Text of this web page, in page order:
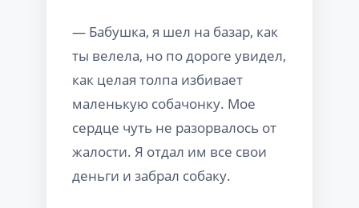
— Бабушка, я шел на базар, как
ты велела, но по дороге увидел,
как целая толпа избивает
маленькую собачонку. Мое
сердце чуть не разорвалось от
жалости. Я отдал им все свои
деньги и забрал собаку.